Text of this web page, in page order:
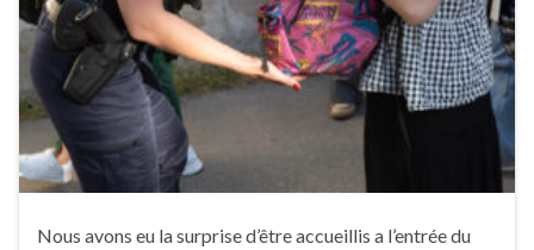
Nous avons eu la surprise d’être accueillis a l’entrée du